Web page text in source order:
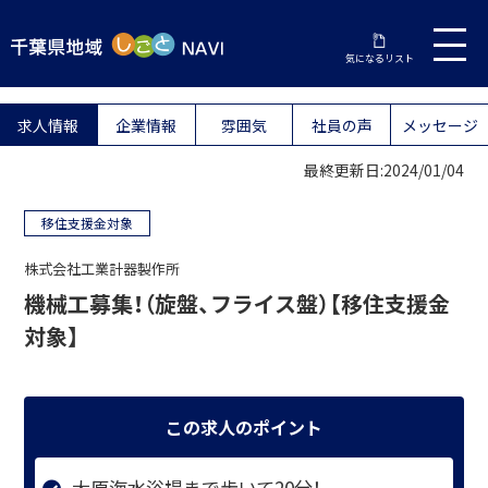
気になるリスト
求人情報 企業情報 雰囲気 社員の声 メッセージ
最終更新日:2024/01/04
移住支援金対象
株式会社工業計器製作所
機械工募集！（旋盤、フライス盤）【移住支援金
対象】
この求人のポイント